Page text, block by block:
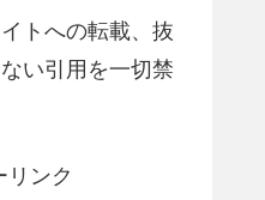
トへの転載、抜
い引用を一切禁
リンク